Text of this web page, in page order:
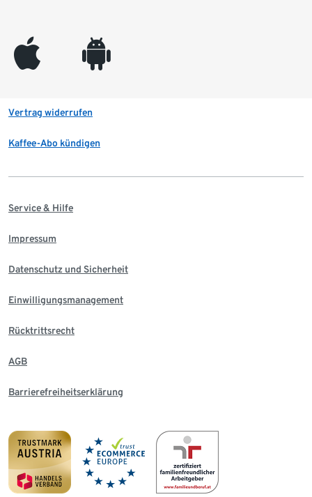
appleinc android
Vertrag widerrufen
Kaffee-Abo kündigen
Service & Hilfe
Impressum
Datenschutz und Sicherheit
Einwilligungsmanagement
Rücktrittsrecht
AGB
Barrierefreiheitserklärung